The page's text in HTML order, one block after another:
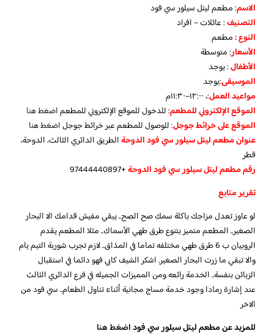
الاسم: مطعم ليتل سيلور سي فود
التصنيف: عائلات – افراد
النوع :مطعم
الأسعار:متوسطة
الأطفال:يوجد
الموسيقى:يوجد
مواعيد العمل:، ١٢:٠٠–١١:٣٠م
الموقع الإلكتروني للمطعم: للدخول للموقع الإلكتروني للمطعماضغط هنا
الموقع على خرائط جوجل: للوصول للمطعم عبر خرائط جوجلاضغط هنا
عنوان مطعم ليتل سيلور سي فود الدوحةالطريق الدائري الثالث، الدوحة،
قطر
رقم مطعم ليتل سيلور سي فود الدوحة+97444440897
تقرير متابع
لو عاوز تعدل مزاجك باكلة سمك صح الصح.. يبقي مفيش قدامك الا البحار
الصغير.. المطعم متميز بتنوع طرق طهي الأسماك.. مثلا المطعم يقدم
الروبيان ب 6 طرق طهي مختلفه تماما في المذاق.. لازم تجرب شوربة التيم يام
والا تبقي ما زرت البحار الصغير. اشكر الشيف كابي فهو دائما في استقبال
الزبائن بنفسة.. الخدمة رائعه ومن المميزات الجميله في فرع الدائري الثالث
عند إشارة رمادا وجود خدمة مساج مجانية أثناء تناول الطعام.. سي فود من
الاخر
للمزيد عن مطعم ليتل سيلور سي فوداضغط هنا